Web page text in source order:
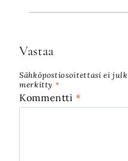
Vastaa
Sähköpostiosoitettasi ei
merkitty *
Kommentti*